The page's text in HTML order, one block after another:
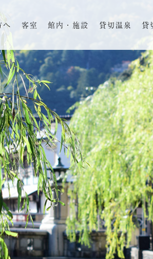
へ 客室 館内・施設 貸切温泉 貸